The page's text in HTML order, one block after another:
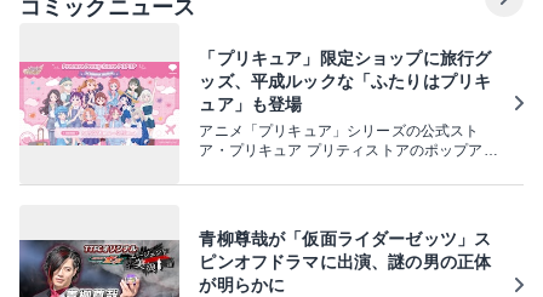
コミックニュース
「プリキュア」限定ショップに旅行グ
ッズ、平成ルックな「ふたりはプリキ
ュア」も登場
アニメ「プリキュア」シリーズの公式スト
ア・プリキュア プリティストアのポップアッ
TSUTAYA1階で開催される。
青柳尊哉が「仮面ライダーゼッツ」ス
ピンオフドラマに出演、謎の男の正体
が明らかに